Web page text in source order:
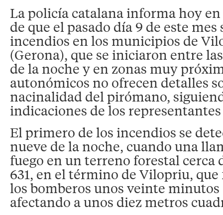
La policía catalana informa hoy
de que el pasado día 9 de este
incendios en los municipios de
(Gerona), que se iniciaron entre
de la noche y en zonas muy
autonómicos no ofrecen detalles
nacinalidad del pirómano,
indicaciones de los
El primero de los incendios se
nueve de la noche, cuando una
fuego en un terreno forestal cerca
631, en el término de Vilopriu,
los bomberos unos veinte minutos
afectando a unos diez metros